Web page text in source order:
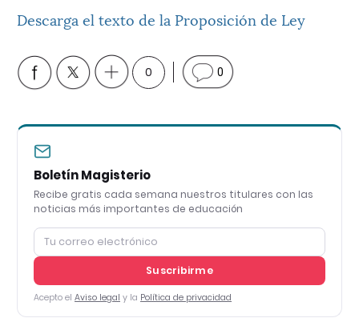
Descarga el texto de la Proposición de Ley
0 0
Boletín Magisterio
Recibe gratis cada semana nuestros titulares con las
noticias más importantes de educación
Suscribirme
Acepto el Aviso legal y la Política de privacidad